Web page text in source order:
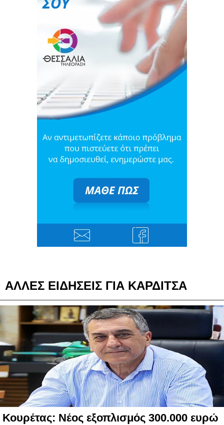
ΑΛΛΕΣ ΕΙΔΗΣΕΙΣ ΓΙΑ ΚΑΡΔΙΤΣΑ
Κουρέτας: Νέος εξοπλισμός 300.000 ευρώ